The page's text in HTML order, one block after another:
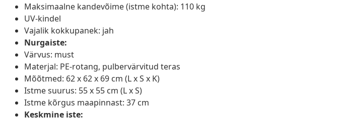
Maksimaalne kandevõime (istme kohta): 110 kg
UV-kindel
Vajalik kokkupanek: jah
Nurgaiste:
Värvus: must
Materjal: PE-rotang, pulbervärvitud teras
Mõõtmed: 62 x 62 x 69 cm (L x S x K)
Istme suurus: 55 x 55 cm (L x S)
Istme kõrgus maapinnast: 37 cm
Keskmine iste: